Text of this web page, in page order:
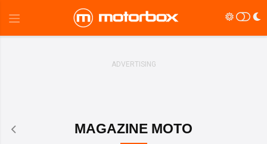
MAGAZINE MOTO